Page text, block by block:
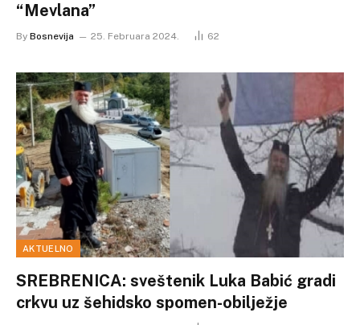
“Mevlana”
By Bosnevija 25. Februara 2024. 62
AKTUELNO
SREBRENICA: sveštenik Luka Babić gradi
crkvu uz šehidsko spomen-obilježje